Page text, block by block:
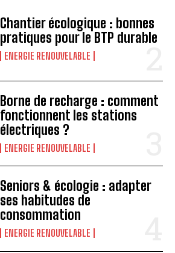
Chantier écologique : bonnes
pratiques pour le BTP durable
ENERGIE RENOUVELABLE
Borne de recharge : comment
fonctionnent les stations
électriques ?
ENERGIE RENOUVELABLE
Seniors & écologie : adapter
ses habitudes de
consommation
ENERGIE RENOUVELABLE